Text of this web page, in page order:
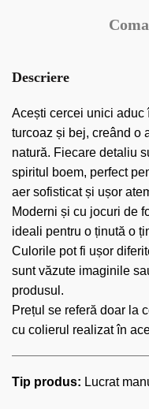
Descriere
Acești cercei unici
turcoaz și bej, creând o
natură. Fiecare detaliu
spiritul boem, perfect
aer sofisticat și ușor
Moderni și cu jocuri de
ideali pentru o ținută o
Culorile pot fi ușor
sunt văzute imaginile
produsul.
Prețul se referă doar la
cu colierul realizat în
Tip produs: Lucrat